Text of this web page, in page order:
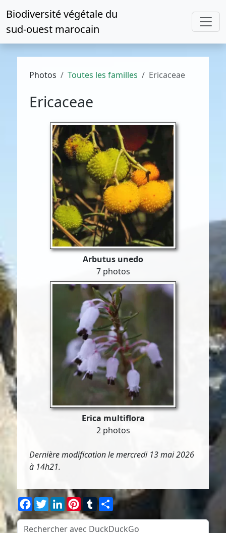
Biodiversité végétale du
sud-ouest marocain
Photos Toutes les familles Ericaceae
Ericaceae
Arbutus unedo
7 photos
Erica multiflora
2 photos
Dernière modification le mercredi 13 mai 2026
à 14h21.
Facebook
TwitterLinkedInPinterest
TumblrPartager